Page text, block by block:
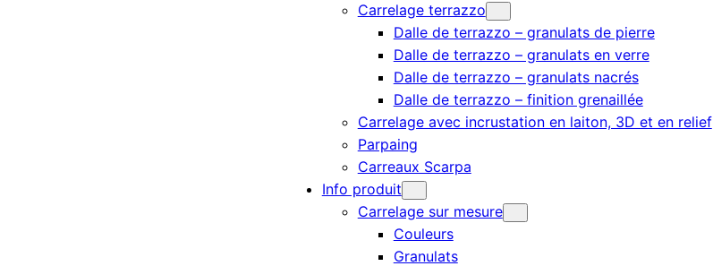
Carrelage terrazzo
Dalle de terrazzo – granulats de pierre
Dalle de terrazzo – granulats en verre
Dalle de terrazzo – granulats nacrés
Dalle de terrazzo – finition grenaillée
Carrelage avec incrustation en laiton, 3D et en relief
Parpaing
Carreaux Scarpa
Info produit
Carrelage sur mesure
Couleurs
Granulats